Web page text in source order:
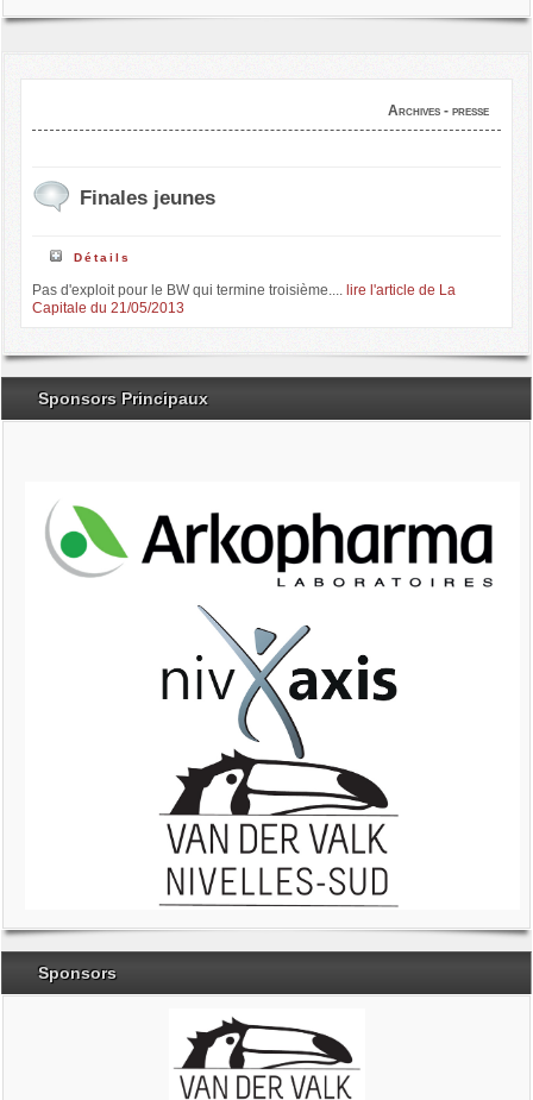
Archives - presse
Finales jeunes
Détails
Pas d'exploit pour le BW qui termine troisième.... lire l'article de La
Capitale du 21/05/2013
Sponsors Principaux
Sponsors